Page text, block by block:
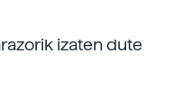
izaten dute